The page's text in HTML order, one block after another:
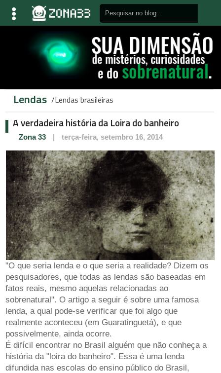
Lendas Lendas brasileiras
A verdadeira história da Loira do banheiro
Zona 33 terça-feira, setembro 16, 2014
"O que seria lenda e o que seria a realidade? Dizem os
pesquisadores, que todas as lendas são baseadas em
fatos reais, mesmo aquelas relacionadas ao
sobrenatural". O artigo a seguir é sobre uma famosa
lenda, a qual pode-se verificar que foi algo que
realmente aconteceu (em Guaratinguetá), e que
possivelmente, ainda ocorre.
É difícil encontrar no Brasil alguém que não conheça a
história da "loira do banheiro". Essa é uma lenda
difundida nas escolas do ensino público do Brasil,